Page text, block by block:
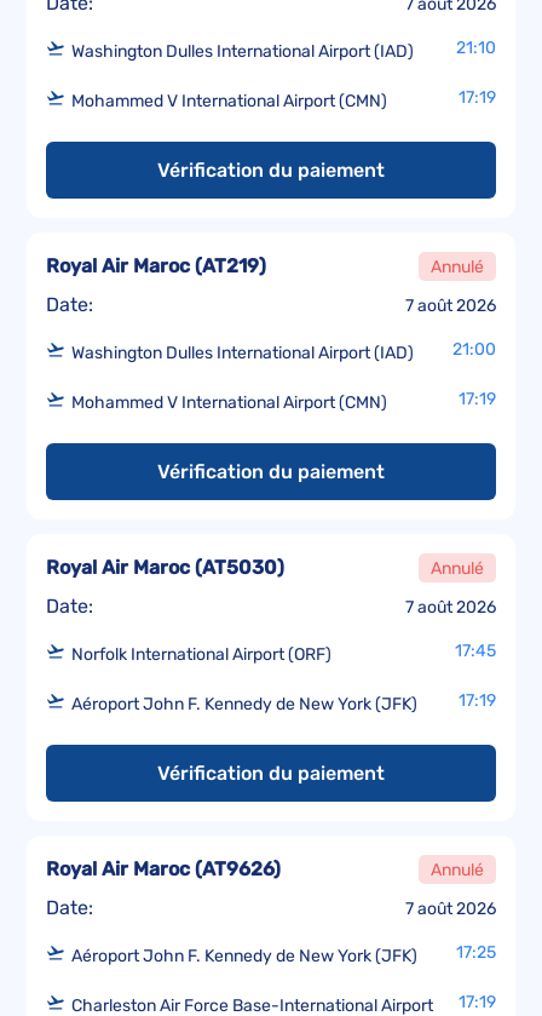
Washington Dulles International Airport (IAD) 21:10
Mohammed V International Airport (CMN) 17:19
Vérification du paiement
Date: 7 août 2026
Royal Air Maroc (AT219) Annulé
Washington Dulles International Airport (IAD) 21:00
Mohammed V International Airport (CMN) 17:19
Vérification du paiement
Date: 7 août 2026
Royal Air Maroc (AT5030) Annulé
Norfolk International Airport (ORF) 17:45
Aéroport John F. Kennedy de New York (JFK) 17:19
Vérification du paiement
Date: 7 août 2026
Royal Air Maroc (AT9626) Annulé
Aéroport John F. Kennedy de New York (JFK) 17:25
Charleston Air Force Base-International Airport
17:19